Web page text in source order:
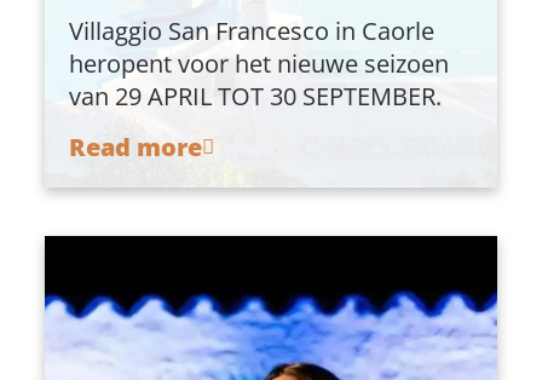
Villaggio San Francesco in Caorle
heropent voor het nieuwe seizoen
van 29 APRIL TOT 30 SEPTEMBER.
Read more